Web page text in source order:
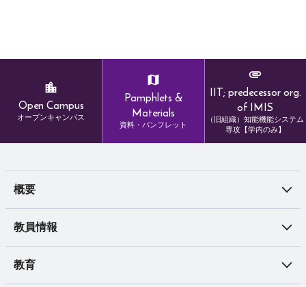
学年歴
TWINS（成績・履修管理）
Manaba（eラーニングシステム）
研究群掲示板システム
会議室予約（EMP）
組織体制（学内のみ）
Open Campus
オープンキャンパス
Pamphlets &
Materials
資料・パンフレット
IIT; predecessor org.
of IMIS
（旧組織）知能機能システム
専攻【学内のみ】
概要
教員情報
教育